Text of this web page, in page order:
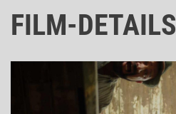
FILM-DETAILS